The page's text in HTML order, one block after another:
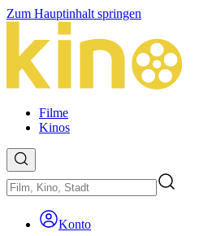
Zum Hauptinhalt springen
Filme
Kinos
Konto